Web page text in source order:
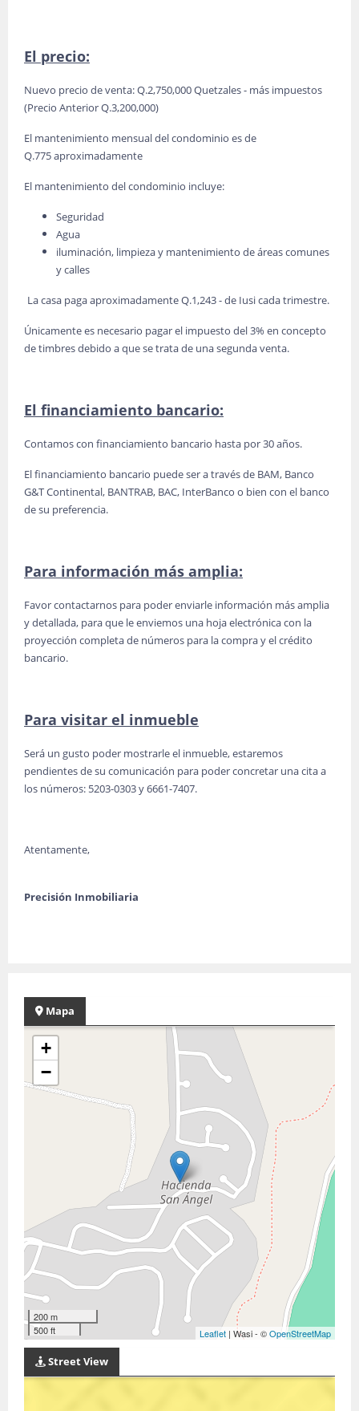
El precio:
Nuevo precio de venta: Q.2,750,000 Quetzales - más impuestos
(Precio Anterior Q.3,200,000)
El mantenimiento mensual del condominio es de
Q.775 aproximadamente
El mantenimiento del condominio incluye:
Seguridad
Agua
iluminación, limpieza y mantenimiento de áreas comunes
y calles
La casa paga aproximadamente Q.1,243 - de Iusi cada trimestre.
Únicamente es necesario pagar el impuesto del 3% en concepto
de timbres debido a que se trata de una segunda venta.
El financiamiento bancario:
Contamos con financiamiento bancario hasta por 30 años.
El financiamiento bancario puede ser a través de BAM, Banco
G&T Continental, BANTRAB, BAC, InterBanco o bien con el banco
de su preferencia.
Para información más amplia:
Favor contactarnos para poder enviarle información más amplia
y detallada, para que le enviemos una hoja electrónica con la
proyección completa de números para la compra y el crédito
bancario.
Para visitar el inmueble
Será un gusto poder mostrarle el inmueble, estaremos
pendientes de su comunicación para poder concretar una cita a
los números: 5203-0303 y 6661-7407.
Atentamente,
Precisión Inmobiliaria
Mapa
+
−
200 m
500 ft
Leaflet | Wasi - ©OpenStreetMap
Street View